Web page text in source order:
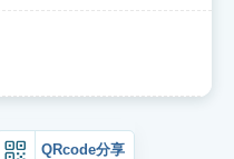
QRcode分享